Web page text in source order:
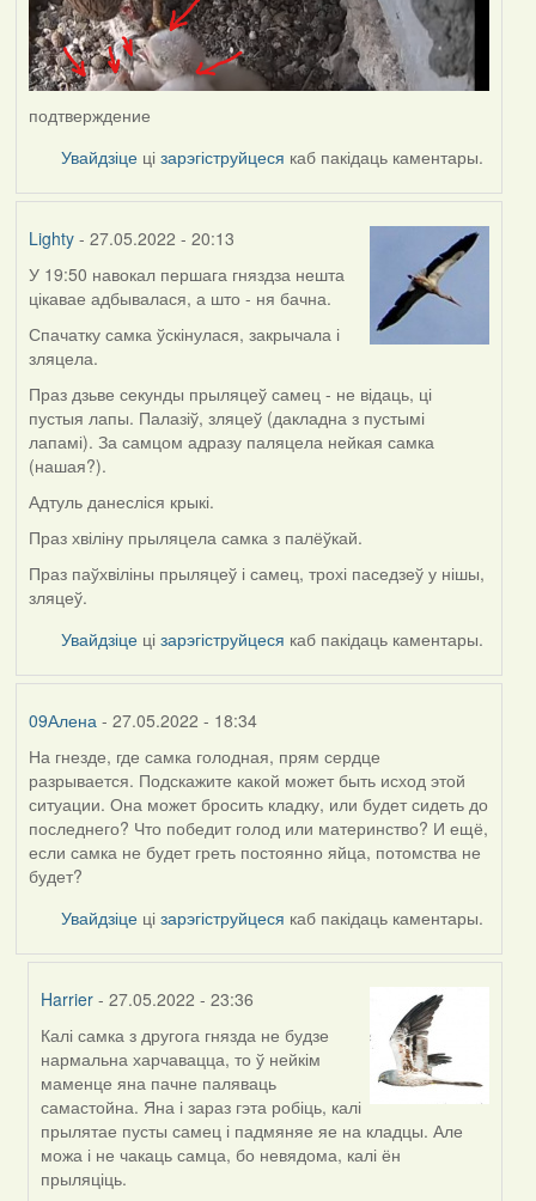
подтверждение
Увайдзіце цізарэгіструйцеся каб пакідаць каментары.
Lighty- 27.05.2022 - 20:13
У 19:50 навокал першага гняздза нешта
цікавае адбывалася, а што - ня бачна.
Спачатку самка ўскінулася, закрычала і
зляцела.
Праз дзьве секунды прыляцеў самец - не відаць, ці
пустыя лапы. Палазіў, зляцеў (дакладна з пустымі
лапамі). За самцом адразу паляцела нейкая самка
(нашая?).
Адтуль данесліся крыкі.
Праз хвіліну прыляцела самка з палёўкай.
Праз паўхвіліны прыляцеў і самец, трохі паседзеў у нішы,
зляцеў.
Увайдзіце цізарэгіструйцеся каб пакідаць каментары.
09Алена- 27.05.2022 - 18:34
На гнезде, где самка голодная, прям сердце
разрывается. Подскажите какой может быть исход этой
ситуации. Она может бросить кладку, или будет сидеть до
последнего? Что победит голод или материнство? И ещё,
если самка не будет греть постоянно яйца, потомства не
будет?
Увайдзіце цізарэгіструйцеся каб пакідаць каментары.
Harrier - 27.05.2022 - 23:36
In
reply
to
by
09Алена
Калі самка з другога гнязда не будзе
нармальна харчавацца, то ў нейкім
маменце яна пачне паляваць
самастойна. Яна і зараз гэта робіць, калі
прылятае пусты самец і падмяняе яе на кладцы. Але
можа і не чакаць самца, бо невядома, калі ён
прыляціць.